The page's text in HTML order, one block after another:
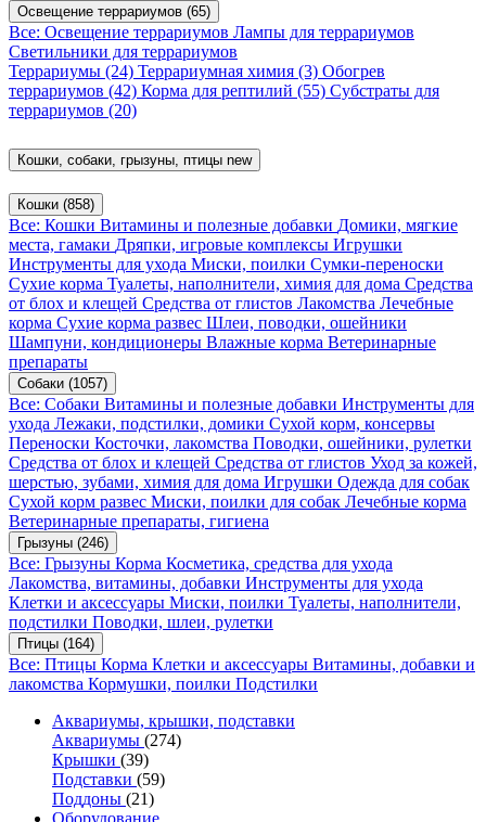
Освещение террариумов (65)
Все: Освещение террариумов Лампы для террариумов
Светильники для террариумов
Террариумы (24) Террариумная химия (3) Обогрев
террариумов (42) Корма для рептилий (55) Субстраты для
террариумов (20)
Кошки, собаки, грызуны, птицы new
Кошки (858)
Все: Кошки Витамины и полезные добавки Домики, мягкие
места, гамаки Дряпки, игровые комплексы Игрушки
Инструменты для ухода Миски, поилки Сумки-переноски
Сухие корма Туалеты, наполнители, химия для дома Средства
от блох и клещей Средства от глистов Лакомства Лечебные
корма Сухие корма развес Шлеи, поводки, ошейники
Шампуни, кондиционеры Влажные корма Ветеринарные
препараты
Собаки (1057)
Все: Собаки Витамины и полезные добавки Инструменты для
ухода Лежаки, подстилки, домики Сухой корм, консервы
Переноски Косточки, лакомства Поводки, ошейники, рулетки
Средства от блох и клещей Средства от глистов Уход за кожей,
шерстью, зубами, химия для дома Игрушки Одежда для собак
Сухой корм развес Миски, поилки для собак Лечебные корма
Ветеринарные препараты, гигиена
Грызуны (246)
Все: Грызуны Корма Косметика, средства для ухода
Лакомства, витамины, добавки Инструменты для ухода
Клетки и аксессуары Миски, поилки Туалеты, наполнители,
подстилки Поводки, шлеи, рулетки
Птицы (164)
Все: Птицы Корма Клетки и аксессуары Витамины, добавки и
лакомства Кормушки, поилки Подстилки
Аквариумы, крышки, подставки
Аквариумы (274)
Крышки (39)
Подставки (59)
Поддоны (21)
Оборудование